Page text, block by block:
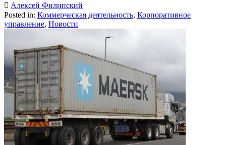
 Алексей Филипский
Posted in: Коммерческая деятельность, Корпоративное
управление, Новости